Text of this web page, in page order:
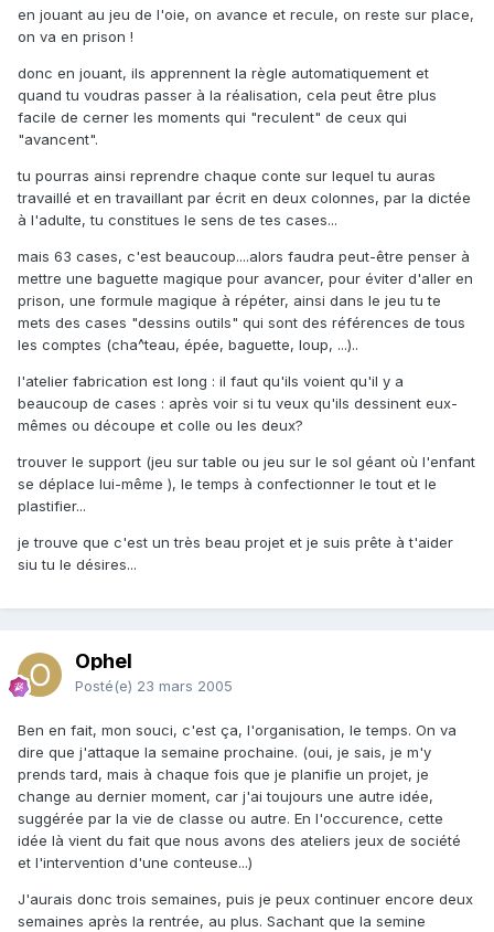
en jouant au jeu de l'oie, on avance et recule, on reste sur place,
on va en prison !
donc en jouant, ils apprennent la règle automatiquement et
quand tu voudras passer à la réalisation, cela peut être plus
facile de cerner les moments qui "reculent" de ceux qui
"avancent".
tu pourras ainsi reprendre chaque conte sur lequel tu auras
travaillé et en travaillant par écrit en deux colonnes, par la dictée
à l'adulte, tu constitues le sens de tes cases...
mais 63 cases, c'est beaucoup....alors faudra peut-être penser à
mettre une baguette magique pour avancer, pour éviter d'aller en
prison, une formule magique à répéter, ainsi dans le jeu tu te
mets des cases "dessins outils" qui sont des références de tous
les comptes (cha^teau, épée, baguette, loup, ...)..
l'atelier fabrication est long : il faut qu'ils voient qu'il y a
beaucoup de cases : après voir si tu veux qu'ils dessinent eux-
mêmes ou découpe et colle ou les deux?
trouver le support (jeu sur table ou jeu sur le sol géant où l'enfant
se déplace lui-même ), le temps à confectionner le tout et le
plastifier...
je trouve que c'est un très beau projet et je suis prête à t'aider
siu tu le désires...
Ophel
Posté(e) 23 mars 2005
Ben en fait, mon souci, c'est ça, l'organisation, le temps. On va
dire que j'attaque la semaine prochaine. (oui, je sais, je m'y
prends tard, mais à chaque fois que je planifie un projet, je
change au dernier moment, car j'ai toujours une autre idée,
suggérée par la vie de classe ou autre. En l'occurence, cette
idée là vient du fait que nous avons des ateliers jeux de société
et l'intervention d'une conteuse...)
J'aurais donc trois semaines, puis je peux continuer encore deux
semaines après la rentrée, au plus. Sachant que la semine